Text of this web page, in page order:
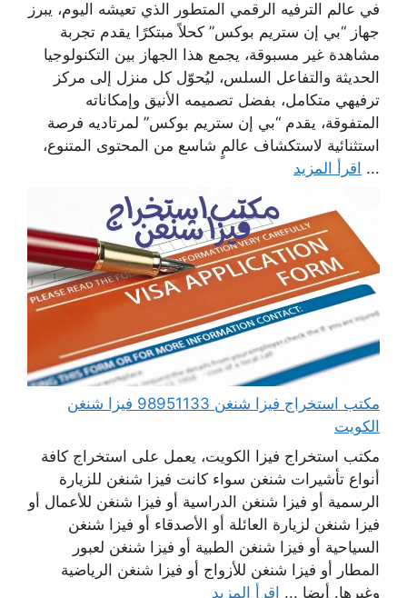
في عالم الترفيه الرقمي المتطور الذي تعيشه اليوم، يبرز
جهاز “بي إن ستريم بوكس” كحلاً مبتكرًا يقدم تجربة
مشاهدة غير مسبوقة، يجمع هذا الجهاز بين التكنولوجيا
الحديثة والتفاعل السلس، ليُحوّل كل منزل إلى مركز
ترفيهي متكامل، بفضل تصميمه الأنيق وإمكاناته
المتفوقة، يقدم “بي إن ستريم بوكس” لمرتاديه فرصة
استثنائية لاستكشاف عالمٍ شاسع من المحتوى المتنوع،
... اقرأ المزيد
مكتب استخراج فيزا شنغن 98951133 فيزا شنغن
الكويت
مكتب استخراج فيزا الكويت، يعمل على استخراج كافة
أنواع تأشيرات شنغن سواء كانت فيزا شنغن للزيارة
الرسمية أو فيزا شنغن الدراسية أو فيزا شنغن للأعمال أو
فيزا شنغن لزيارة العائلة أو الأصدقاء أو فيزا شنغن
السياحية أو فيزا شنغن الطبية أو فيزا شنغن لعبور
المطار أو فيزا شنغن للأزواج أو فيزا شنغن الرياضية
وغيرها. أيضا ... اقرأ المزيد